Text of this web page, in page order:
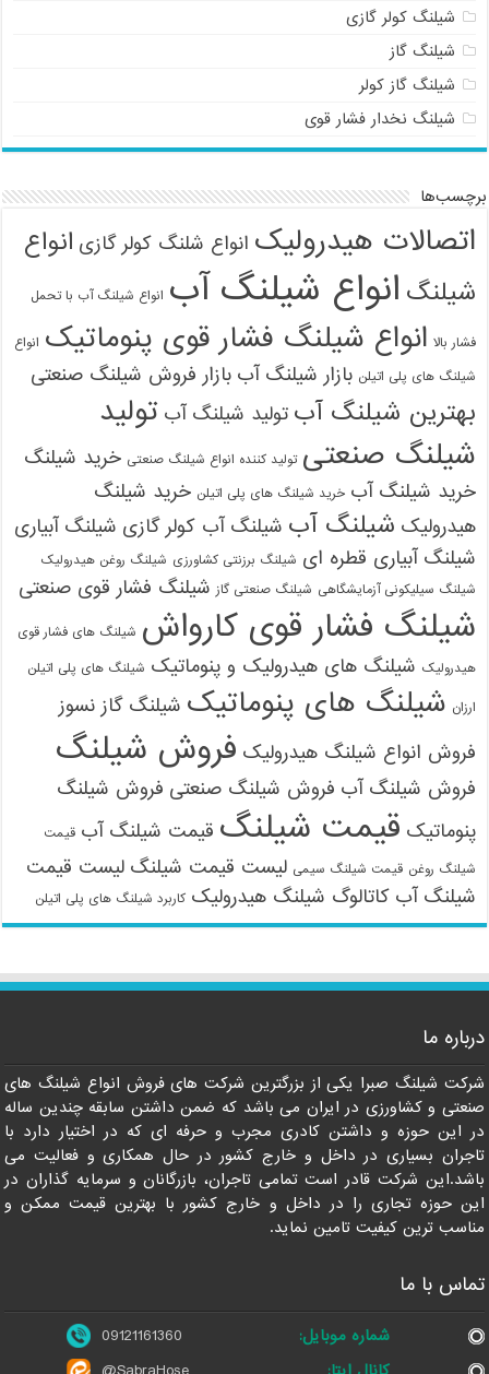
شیلنگ کولر گازی
شیلنگ گاز
شیلنگ گاز کولر
شیلنگ نخدار فشار قوی
برچسب‌ها
اتصالات هیدرولیک انواع شلنگ کولر گازی انواع
شیلنگ انواع شیلنگ آب انواع شیلنگ آب با تحمل
فشار بالا انواع شیلنگ فشار قوی پنوماتیک انواع
شیلنگ های پلی اتیلن بازار شیلنگ آب بازار فروش شیلنگ صنعتی
بهترین شیلنگ آب تولید شیلنگ آب تولید
شیلنگ صنعتی تولید کننده انواع شیلنگ صنعتی خرید شیلنگ
خرید شیلنگ آب خرید شیلنگ های پلی اتیلن خرید شیلنگ
هیدرولیک شیلنگ آب شیلنگ آب کولر گازی شیلنگ آبیاری
شیلنگ آبیاری قطره ای شیلنگ برزنتی کشاورزی شیلنگ روغن هیدرولیک
شیلنگ سیلیکونی آزمایشگاهی شیلنگ صنعتی گاز شیلنگ فشار قوی صنعتی
شیلنگ فشار قوی کارواش شیلنگ های فشار قوی
هیدرولیک شیلنگ های هیدرولیک و پنوماتیک شیلنگ های پلی اتیلن
ارزان شیلنگ های پنوماتیک شیلنگ گاز نسوز
فروش انواع شیلنگ هیدرولیک فروش شیلنگ
فروش شیلنگ آب فروش شیلنگ صنعتی فروش شیلنگ
پنوماتیک قیمت شیلنگ قیمت شیلنگ آب قیمت
شیلنگ روغن قیمت شیلنگ سیمی لیست قیمت شیلنگ لیست قیمت
شیلنگ آب کاتالوگ شیلنگ هیدرولیک کاربرد شیلنگ های پلی اتیلن
درباره ما
شرکت شیلنگ صبرا یکی از بزرگترین شرکت های فروش انواع شیلنگ های
صنعتی و کشاورزی در ایران می باشد که ضمن داشتن سابقه چندین ساله
در این حوزه و داشتن کادری مجرب و حرفه ای که در اختیار دارد با
تاجران بسیاری در داخل و خارج کشور در حال همکاری و فعالیت می
باشد.این شرکت قادر است تمامی تاجران، بازرگانان و سرمایه گذاران در
این حوزه تجاری را در داخل و خارج کشور با بهترین قیمت ممکن و
مناسب ترین کیفیت تامین نماید.
تماس با ما
شماره موبایل:
09121161360